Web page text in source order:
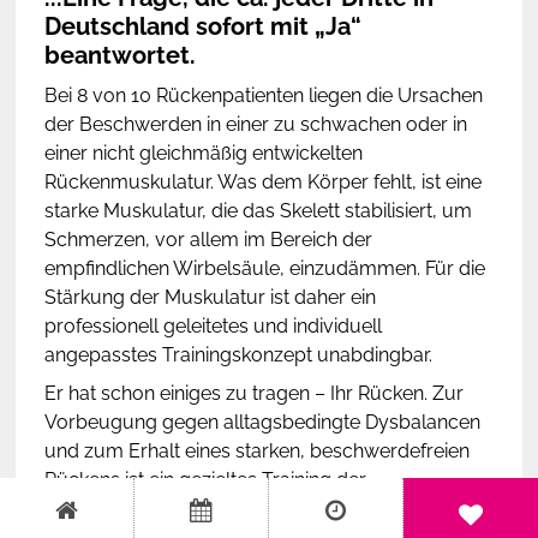
Deutschland sofort mit „Ja“
beantwortet.
Bei 8 von 10 Rückenpatienten liegen die Ursachen
der Beschwerden in einer zu schwachen oder in
einer nicht gleichmäßig entwickelten
Rückenmuskulatur. Was dem Körper fehlt, ist eine
starke Muskulatur, die das Skelett stabilisiert, um
Schmerzen, vor allem im Bereich der
empfindlichen Wirbelsäule, einzudämmen. Für die
Stärkung der Muskulatur ist daher ein
professionell geleitetes und individuell
angepasstes Trainingskonzept unabdingbar.
Er hat schon einiges zu tragen – Ihr Rücken. Zur
Vorbeugung gegen alltagsbedingte Dysbalancen
und zum Erhalt eines starken, beschwerdefreien
Rückens ist ein gezieltes Training der
Rückenmuskulatur immer sinnvoll, nicht nur und